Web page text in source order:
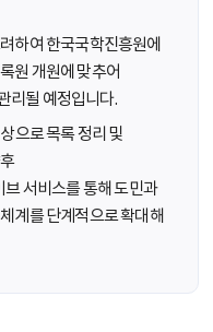
하여 한국국학진흥원에
원 개원에 맞추어
리될 예정입니다.
으로 목록 정리 및
서비스를 통해 도민과
계를 단계적으로 확대해